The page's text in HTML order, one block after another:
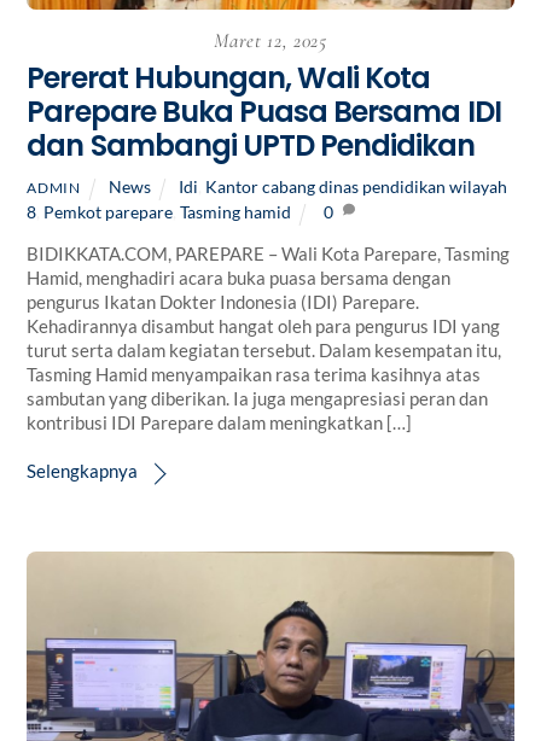
Maret 12, 2025
Pererat Hubungan, Wali Kota
Parepare Buka Puasa Bersama IDI
dan Sambangi UPTD Pendidikan
ADMIN News Idi Kantor cabang dinas pendidikan wilayah
8 Pemkot parepare ,Tasming hamid 0
BIDIKKATA.COM, PAREPARE – Wali Kota Parepare, Tasming
Hamid, menghadiri acara buka puasa bersama dengan
pengurus Ikatan Dokter Indonesia (IDI) Parepare.
Kehadirannya disambut hangat oleh para pengurus IDI yang
turut serta dalam kegiatan tersebut. Dalam kesempatan itu,
Tasming Hamid menyampaikan rasa terima kasihnya atas
sambutan yang diberikan. Ia juga mengapresiasi peran dan
kontribusi IDI Parepare dalam meningkatkan […]
Selengkapnya